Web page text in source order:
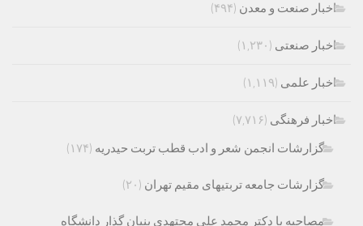
اخبار صنعت و معدن (۴۹۴)
اخبار صنعتی (۱,۲۳۰)
اخبار علمی (۱,۱۱۹)
اخبار فرهنگی (۷,۷۱۶)
گزارشات انجمن شعر و ادب قطب تربت حیدریه (۱۷۴)
گزارشات جامعه تربتیهای مقیم تهران (۲۰)
مصاحبه با دکتر محمد علی مجتهدی بنیان گذار دانشگاه